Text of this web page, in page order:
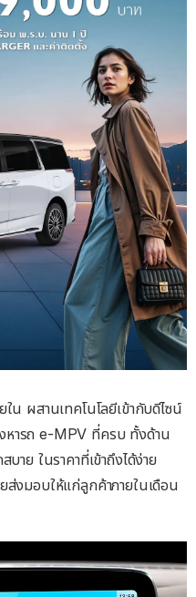
น ผสานเทคโนโลยีเข้ากับดีไซน์
ารถ e-MPV ที่ครบ ทั้งด้าน
าย ในราคาที่เข้าถึงได้ง่าย
งมอบให้แก่ลูกค้าภายในเดือน